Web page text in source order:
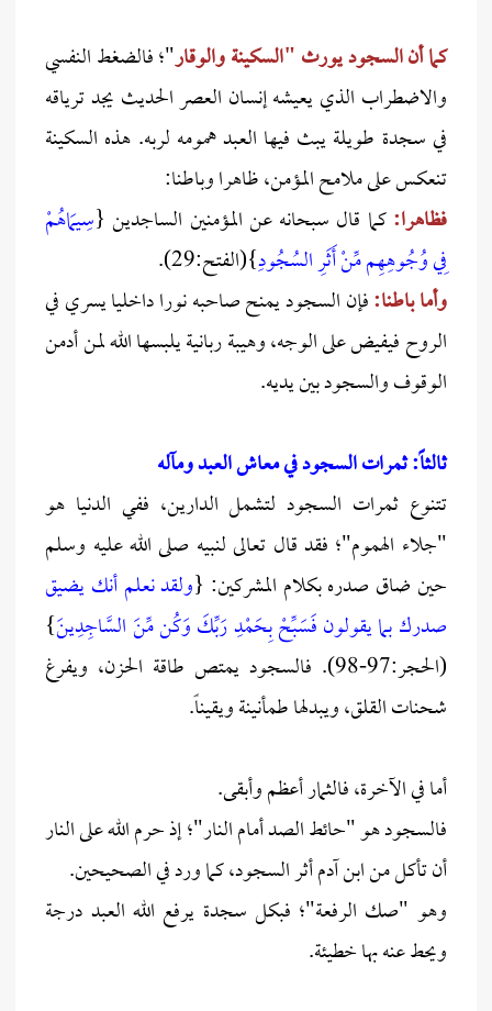
كما أن السجود يورث "السكينة والوقار"؛ فالضغط النفسي
والاضطراب الذي يعيشه إنسان العصر الحديث يجد ترياقه
في سجدة طويلة يبث فيها العبد همومه لربه. هذه السكينة
تنعكس على ملامح المؤمن، ظاهرا وباطنا:
فظاهرا:كما قال سبحانه عن المؤمنين الساجدين {سِيمَاهُمْ
فِي وُجُوهِهِم مِّنْ أَثَرِ السُجُودِ}(الفتح:29).
وأما باطنا:فإن السجود يمنح صاحبه نورا داخليا يسري في
الروح فيفيض على الوجه، وهيبة ربانية يلبسها الله لمن أدمن
الوقوف والسجود بين يديه.
ثالثاً: ثمرات السجود في معاش العبد ومآله
تتنوع ثمرات السجود لتشمل الدارين، ففي الدنيا هو
"جلاء الهموم"؛ فقد قال تعالى لنبيه صلى الله عليه وسلم
حين ضاق صدره بكلام المشركين: {ولقد نعلم أنك يضيق
صدرك بما يقولون فَسَبِّحْ بِحَمْدِ رَبِّكَ وَكُن مِّنَ السَّاجِدِينَ}
(الحجر:97-98). فالسجود يمتص طاقة الحزن، ويفرغ
شحنات القلق، ويبدلها طمأنينة ويقيناً.
أما في الآخرة، فالثمار أعظم وأبقى.
فالسجود هو "حائط الصد أمام النار"؛ إذ حرم الله على النار
أن تأكل من ابن آدم أثر السجود، كما ورد في الصحيحين.
وهو "صك الرفعة"؛ فبكل سجدة يرفع الله العبد درجة
ويحط عنه بها خطيئة.